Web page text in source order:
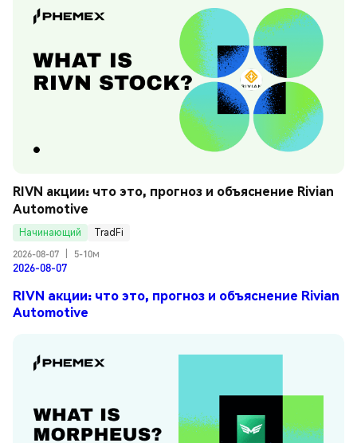
RIVN акции: что это, прогноз и объяснение Rivian
Automotive
Начинающий
TradFi
2026-08-07
5-10м
2026-08-07
RIVN акции: что это, прогноз и объяснение Rivian
Automotive